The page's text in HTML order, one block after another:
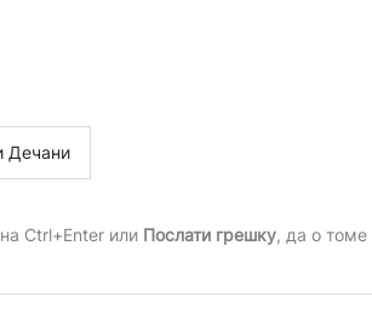
Дечани
Ctrl+Enter или Послати грешку, да о томе